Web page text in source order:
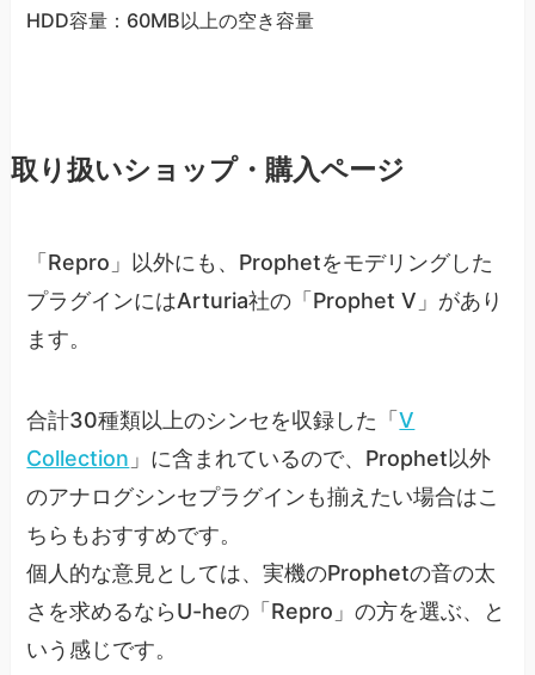
HDD容量：60MB以上の空き容量
取り扱いショップ・購入ページ
「Repro」以外にも、Prophetをモデリングした
プラグインにはArturia社の「Prophet V」があり
ます。
合計30種類以上のシンセを収録した「V
Collection 」に含まれているので、Prophet以外
のアナログシンセプラグインも揃えたい場合はこ
ちらもおすすめです。
個人的な意見としては、実機のProphetの音の太
さを求めるならU-heの「Repro」の方を選ぶ、と
いう感じです。